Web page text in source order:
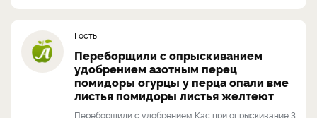
Гость
Переборщили с опрыскиванием
удобрением азотным перец
помидоры огурцы у перца опали вме
листья помидоры листья желтеют
Переборщили с удобрением Кас при опрыскивание 3